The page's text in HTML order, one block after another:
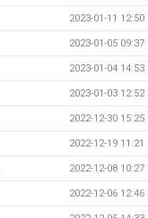
2023-01-11 12:50
2023-01-05 09:37
2023-01-04 14:53
2023-01-03 12:52
2022-12-30 15:25
2022-12-19 11:21
2022-12-08 10:27
2022-12-06 12:46